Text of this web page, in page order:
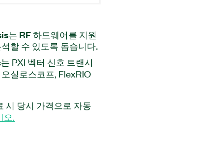
RF 하드웨어를 지원
할 수 있도록 돕습니다.
PXI 벡터 신호 트랜시
실로스코프, FlexRIO
바이스와 같은 NI 하드
능을 제공하며, 시작 관
는 분석기 모듈을 포함
시 당시 가격으로 자동
오.